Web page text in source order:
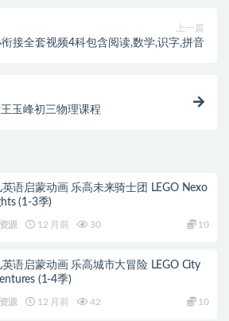
上一篇
接全套视频4科包含阅读,数学,识字,拼音
玉峰初三物理课程
英语启蒙动画 乐高未来骑士团 LEGO Nexo
(1-3季)
源 12 月前 30 10
英语启蒙动画 乐高城市大冒险 LEGO City
(1-4季)
源 12 月前 42 10